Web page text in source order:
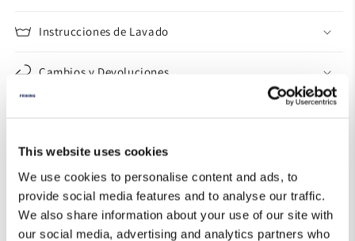
This website uses cookies
We use cookies to personalise content and ads, to
provide social media features and to analyse our traffic.
We also share information about your use of our site with
our social media, advertising and analytics partners who
Instrucciones de Lavado
Cambios y Devoluciones